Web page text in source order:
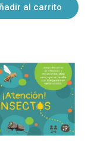
al carrito